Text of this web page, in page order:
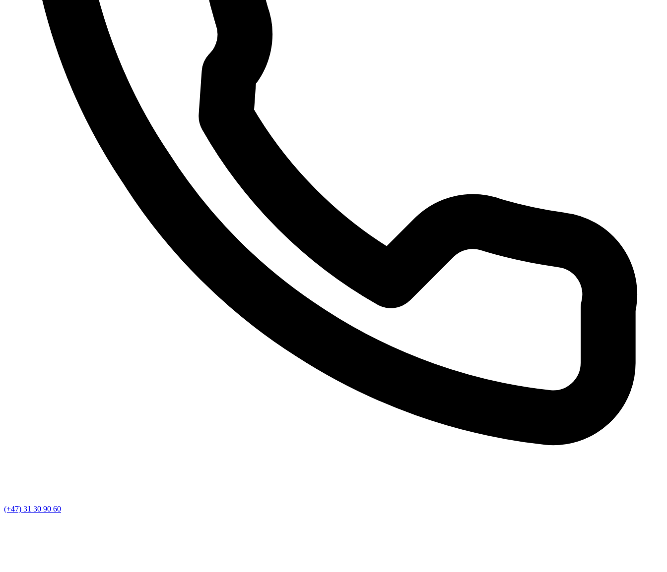
(+47) 31 30 90 60